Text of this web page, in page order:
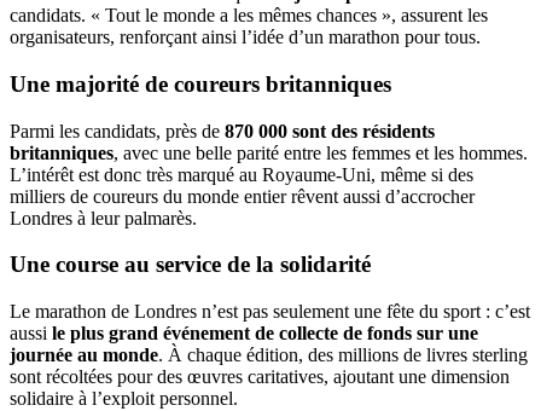
candidats. « Tout le monde a les mêmes chances », assurent les
organisateurs, renforçant ainsi l’idée d’un marathon pour tous.
Une majorité de coureurs britanniques
Parmi les candidats, près de 870 000 sont des résidents
britanniques, avec une belle parité entre les femmes et les hommes.
L’intérêt est donc très marqué au Royaume-Uni, même si des
milliers de coureurs du monde entier rêvent aussi d’accrocher
Londres à leur palmarès.
Une course au service de la solidarité
Le marathon de Londres n’est pas seulement une fête du sport : c’est
aussi le plus grand événement de collecte de fonds sur une
journée au monde. À chaque édition, des millions de livres sterling
sont récoltées pour des œuvres caritatives, ajoutant une dimension
solidaire à l’exploit personnel.